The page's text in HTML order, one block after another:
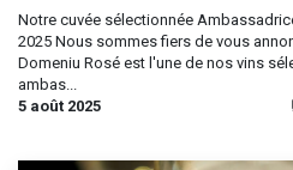
Notre cuvée sélectionnée
2025 Nous sommes fiers de vous
Domeniu Rosé est l'une de nos vins
ambas...
5 août 2025